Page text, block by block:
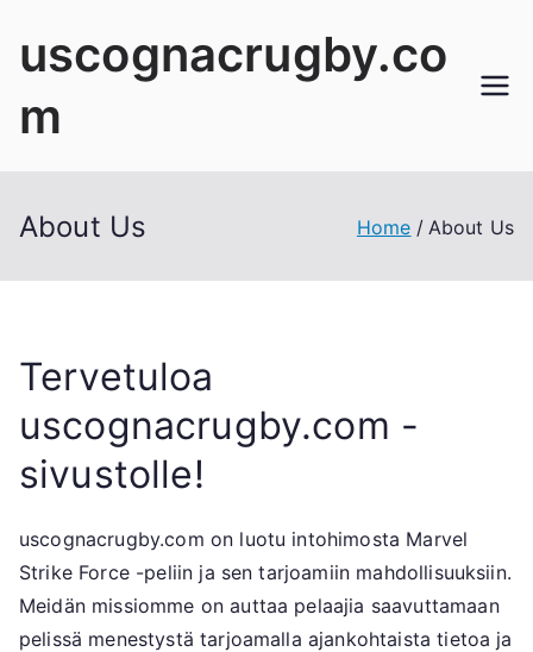
uscognacrugby.co
m
About Us Home About Us
Tervetuloa
uscognacrugby.com -
sivustolle!
uscognacrugby.com on luotu intohimosta Marvel
Strike Force -peliin ja sen tarjoamiin mahdollisuuksiin.
Meidän missiomme on auttaa pelaajia saavuttamaan
pelissä menestystä tarjoamalla ajankohtaista tietoa ja